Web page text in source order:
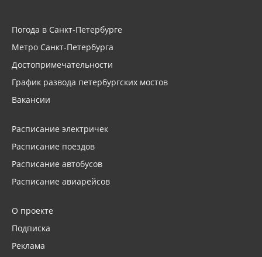
Погода в Санкт-Петербурге
Метро Санкт-Петербурга
Достопримечательности
График развода петербургских мостов
Вакансии
Расписание электричек
Расписание поездов
Расписание автобусов
Расписание авиарейсов
О проекте
Подписка
Реклама